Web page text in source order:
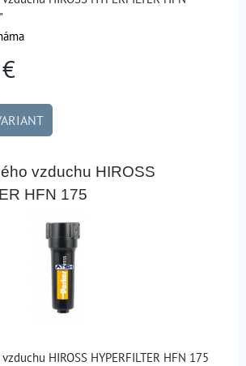
vzduchu HIROSS
HFN 175
HIROSS HYPERFILTER HFN 175